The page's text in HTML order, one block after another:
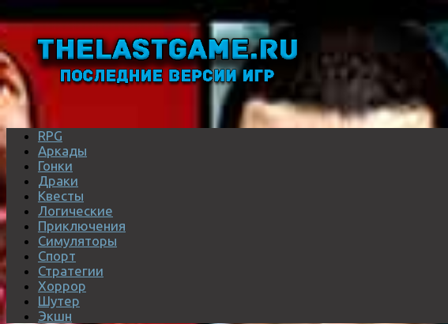
RPG
Аркады
Гонки
Драки
Квесты
Логические
Приключения
Симуляторы
Спорт
Стратегии
Хоррор
Шутер
Экшн